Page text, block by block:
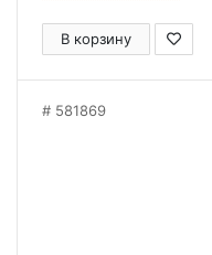
В корзину
581869